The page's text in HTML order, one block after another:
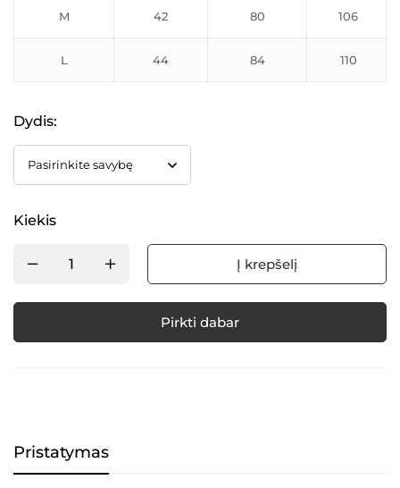
M 42 80 106
L 44 84 110
Dydis:
Kiekis
Į krepšelį
Pirkti dabar
Pristatymas